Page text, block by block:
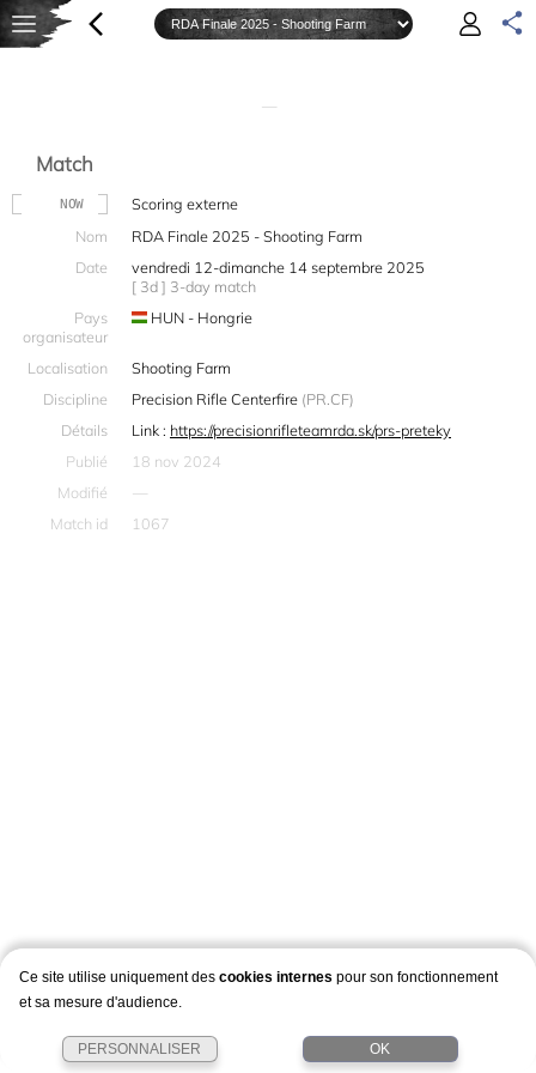
—
Match
NOW
Scoring externe
Nom
RDA Finale 2025 - Shooting Farm
Date
vendredi 12-dimanche 14 septembre 2025
[ 3d ] 3-day match
Pays
organisateur
HUN - Hongrie
Localisation
Shooting Farm
Discipline
Precision Rifle Centerfire (PR.CF)
Détails
Link : https://precisionrifleteamrda.sk/prs-preteky
Publié
18 nov 2024
Modifié
—
Match id
1067
Ce site utilise uniquement des cookies internes pour son fonctionnement
et sa mesure d'audience.
PERSONNALISER OK